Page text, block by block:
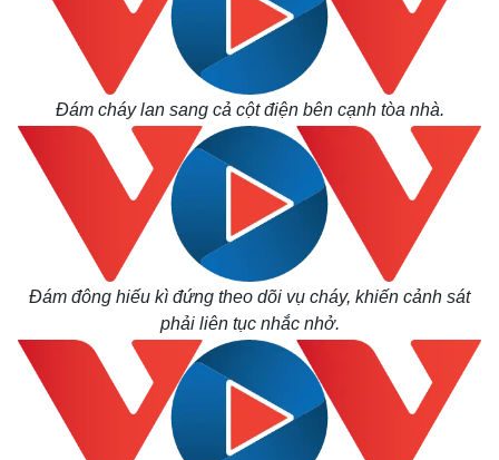
Đám cháy lan sang cả cột điện bên cạnh tòa nhà.
Đám đông hiếu kì đứng theo dõi vụ cháy, khiến cảnh sát
phải liên tục nhắc nhở.